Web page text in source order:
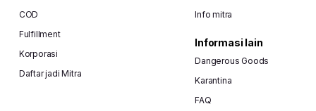
COD
Fulfillment
Korporasi
Daftar jadi Mitra
Info mitra
Informasi lain
Dangerous Goods
Karantina
FAQ